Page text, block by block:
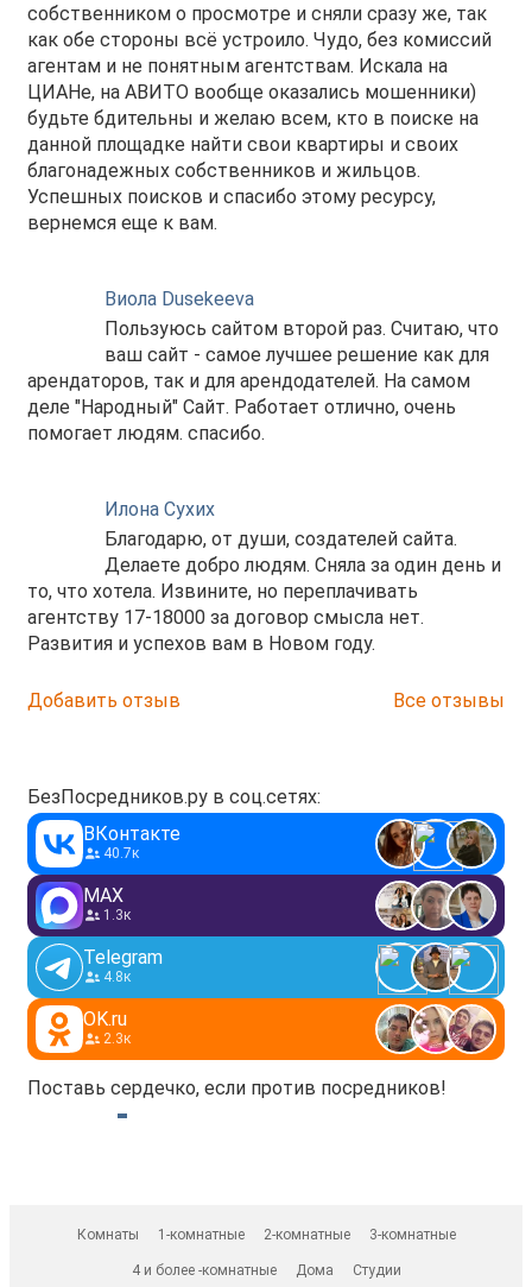
собственником о просмотре и сняли сразу же, так
как обе стороны всё устроило. Чудо, без комиссий
агентам и не понятным агентствам. Искала на
ЦИАНе, на АВИТО вообще оказались мошенники)
будьте бдительны и желаю всем, кто в поиске на
данной площадке найти свои квартиры и своих
благонадежных собственников и жильцов.
Успешных поисков и спасибо этому ресурсу,
вернемся еще к вам.
Виола Dusekeeva
Пользуюсь сайтом второй раз. Считаю, что
ваш сайт - самое лучшее решение как для
арендаторов, так и для арендодателей. На самом
деле "Народный" Сайт. Работает отлично, очень
помогает людям. спасибо.
Илона Сухих
Благодарю, от души, создателей сайта.
Делаете добро людям. Сняла за один день и
то, что хотела. Извините, но переплачивать
агентству 17-18000 за договор смысла нет.
Развития и успехов вам в Новом году.
Добавить отзыв Все отзывы
БезПосредников.ру в соц.сетях:
ВКонтакте
40.7к
MAX
1.3к
Telegram
4.8к
OK.ru
2.3к
Поставь сердечко, если против посредников!
Комнаты 1-комнатные 2-комнатные 3-комнатные
4 и более -комнатные Дома Студии